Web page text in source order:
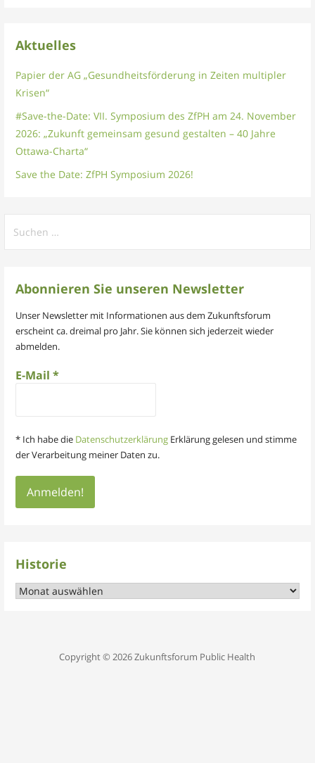
Aktuelles
Papier der AG „Gesundheitsförderung in Zeiten multipler
Krisen“
#Save-the-Date: VII. Symposium des ZfPH am 24. November
2026: „Zukunft gemeinsam gesund gestalten – 40 Jahre
Ottawa-Charta“
Save the Date: ZfPH Symposium 2026!
nach:
Abonnieren Sie unseren Newsletter
Unser Newsletter mit Informationen aus dem Zukunftsforum
erscheint ca. dreimal pro Jahr. Sie können sich jederzeit wieder
abmelden.
E-Mail*
* Ich habe die Datenschutzerklärung Erklärung gelesen und stimme
der Verarbeitung meiner Daten zu.
Historie
Historie
Copyright © 2026 Zukunftsforum Public Health